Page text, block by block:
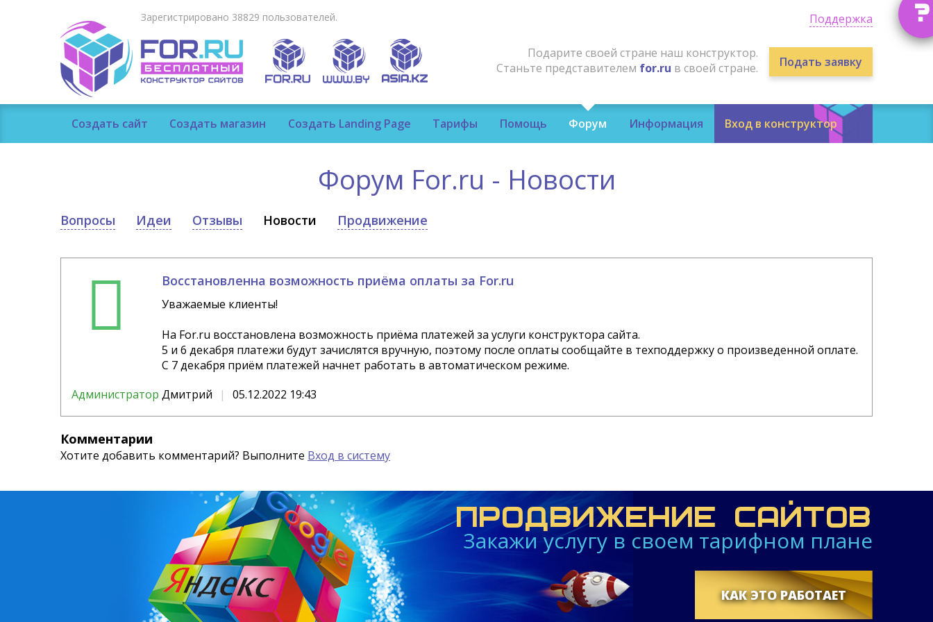
?
Поддержка
Зарегистрировано 38829 пользователей.
Подарите своей стране наш конструктор.
Станьте представителем for.ru в своей стране. Подать заявку
Создать сайт Создать магазин Создать Landing Page Тарифы Помощь Форум Информация Вход в конструктор
Форум For.ru - Новости
Вопросы Идеи Отзывы Новости Продвижение
Восстановленна возможность приёма оплаты за For.ru
Уважаемые клиенты!
На For.ru восстановлена возможность приёма платежей за услуги конструктора сайта.
5 и 6 декабря платежи будут зачислятся вручную, поэтому после оплаты сообщайте в техподдержку о произведенной оплате.
С 7 декабря приём платежей начнет работать в автоматическом режиме.
Администратор Дмитрий 05.12.2022 19:43
Комментарии
Хотите добавить комментарий? Выполните Вход в систему
ПРОДВИЖЕНИЕ САЙТОВ
Закажи услугу в своем тарифном плане
КАК ЭТО РАБОТАЕТ